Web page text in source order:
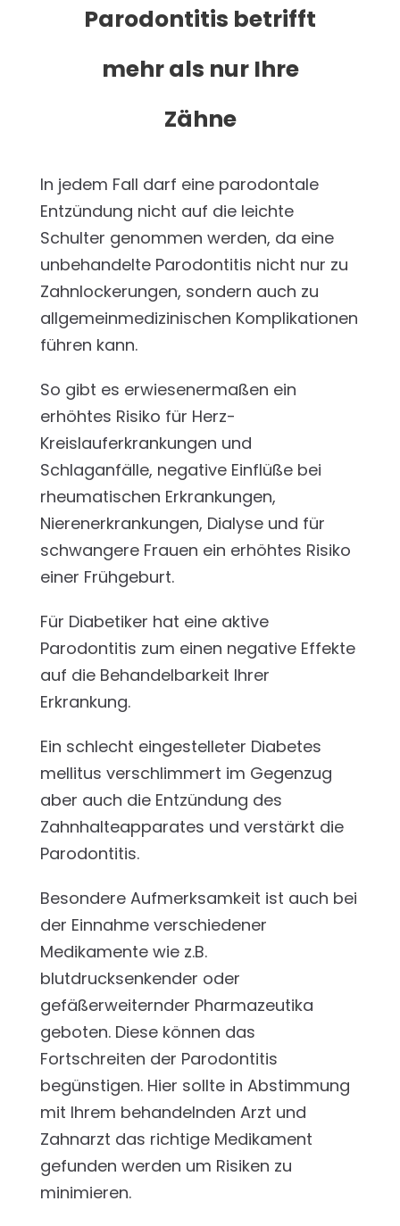
Parodontitis betrifft
mehr als nur Ihre
Zähne
In jedem Fall darf eine parodontale
Entzündung nicht auf die leichte
Schulter genommen werden, da eine
unbehandelte Parodontitis nicht nur zu
Zahnlockerungen, sondern auch zu
allgemeinmedizinischen Komplikationen
führen kann.
So gibt es erwiesenermaßen ein
erhöhtes Risiko für Herz-
Kreislauferkrankungen und
Schlaganfälle, negative Einflüße bei
rheumatischen Erkrankungen,
Nierenerkrankungen, Dialyse und für
schwangere Frauen ein erhöhtes Risiko
einer Frühgeburt.
Für Diabetiker hat eine aktive
Parodontitis zum einen negative Effekte
auf die Behandelbarkeit Ihrer
Erkrankung.
Ein schlecht eingestelleter Diabetes
mellitus verschlimmert im Gegenzug
aber auch die Entzündung des
Zahnhalteapparates und verstärkt die
Parodontitis.
Besondere Aufmerksamkeit ist auch bei
der Einnahme verschiedener
Medikamente wie z.B.
blutdrucksenkender oder
gefäßerweiternder Pharmazeutika
geboten. Diese können das
Fortschreiten der Parodontitis
begünstigen. Hier sollte in Abstimmung
mit Ihrem behandelnden Arzt und
Zahnarzt das richtige Medikament
gefunden werden um Risiken zu
minimieren.